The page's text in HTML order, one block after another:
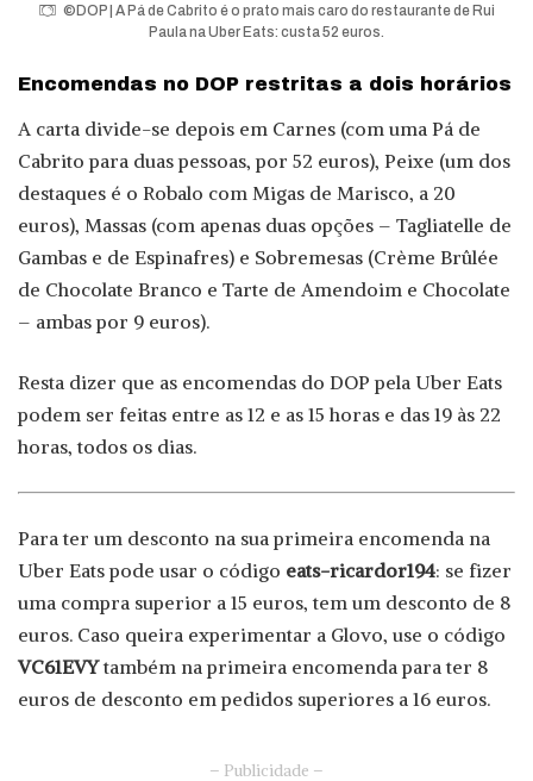
©DOP | A Pá de Cabrito é o prato mais caro do restaurante de Rui
Paula na Uber Eats: custa 52 euros.
Encomendas no DOP restritas a dois horários
A carta divide-se depois em Carnes (com uma Pá de
Cabrito para duas pessoas, por 52 euros), Peixe (um dos
destaques é o Robalo com Migas de Marisco, a 20
euros), Massas (com apenas duas opções – Tagliatelle de
Gambas e de Espinafres) e Sobremesas (Crème Brûlée
de Chocolate Branco e Tarte de Amendoim e Chocolate
– ambas por 9 euros).
Resta dizer que as encomendas do DOP pela Uber Eats
podem ser feitas entre as 12 e as 15 horas e das 19 às 22
horas, todos os dias.
Para ter um desconto na sua primeira encomenda na
Uber Eats pode usar o código eats-ricardor194: se fizer
uma compra superior a 15 euros, tem um desconto de 8
euros. Caso queira experimentar a Glovo, use o código
VC61EVYtambém na primeira encomenda para ter 8
euros de desconto em pedidos superiores a 16 euros.
– Publicidade –